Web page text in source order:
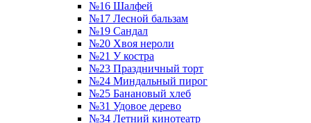
№16 Шалфей
№17 Лесной бальзам
№19 Сандал
№20 Хвоя нероли
№21 У костра
№23 Праздничный торт
№24 Миндальный пирог
№25 Банановый хлеб
№31 Удовое дерево
№34 Летний кинотеатр